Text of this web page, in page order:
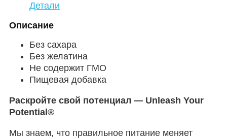
Детали
Описание
Без сахара
Без желатина
Не содержит ГМО
Пищевая добавка
Раскройте свой потенциал — Unleash Your
Potential®
Мы знаем, что правильное питание меняет